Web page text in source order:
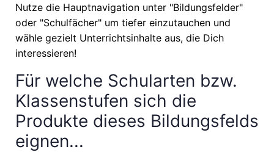
Nutze die Hauptnavigation unter "Bildungsfelder"
oder "Schulfächer" um tiefer einzutauchen und
wähle gezielt Unterrichtsinhalte aus, die Dich
interessieren!
Für welche Schularten bzw.
Klassenstufen sich die
Produkte dieses Bildungsfelds
eignen...